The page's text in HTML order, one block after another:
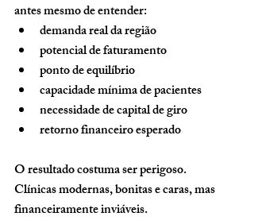
antes mesmo de entender:
demanda real da região
potencial de faturamento
ponto de equilíbrio
capacidade mínima de pacientes
necessidade de capital de giro
retorno financeiro esperado
O resultado costuma ser perigoso.
Clínicas modernas, bonitas e caras, mas
financeiramente inviáveis.